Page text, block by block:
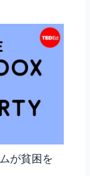
が貧困を